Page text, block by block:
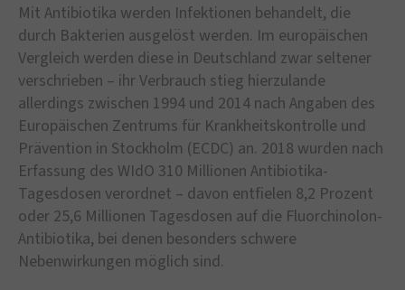
Mit Antibiotika werden Infektionen behandelt, die
durch Bakterien ausgelöst werden. Im europäischen
Vergleich werden diese in Deutschland zwar seltener
verschrieben – ihr Verbrauch stieg hierzulande
allerdings zwischen 1994 und 2014 nach Angaben des
Europäischen Zentrums für Krankheitskontrolle und
Prävention in Stockholm (ECDC) an. 2018 wurden nach
Erfassung des WIdO 310 Millionen Antibiotika-
Tagesdosen verordnet – davon entfielen 8,2 Prozent
oder 25,6 Millionen Tagesdosen auf die Fluorchinolon-
Antibiotika, bei denen besonders schwere
Nebenwirkungen möglich sind.